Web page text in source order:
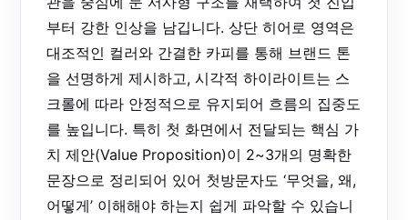
부터 강한 인상을 남깁니다. 상단 히어로 영역은
대조적인 컬러와 간결한 카피를 통해 브랜드 톤
을 선명하게 제시하고, 시각적 하이라이트는 스
크롤에 따라 안정적으로 유지되어 흐름의 집중도
를 높입니다. 특히 첫 화면에서 전달되는 핵심 가
치 제안(Value Proposition)이 2~3개의 명확한
문장으로 정리되어 있어 첫방문자도 ‘무엇을, 왜,
어떻게’ 이해해야 하는지 쉽게 파악할 수 있습니